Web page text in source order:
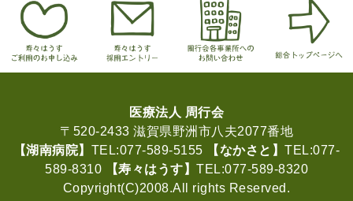
医療法人 周行会
〒520-2433 滋賀県野洲市八夫2077番地
【湖南病院】 TEL:077-589-5155 【なかさと】TEL:077-
589-8310
【寿々はうす】 TEL:077-589-8320
Copyright(C)2008.All rights Reserved.